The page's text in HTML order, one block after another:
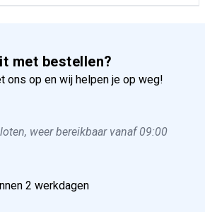
met bestellen?
ons op en wij helpen je op weg!
weer bereikbaar vanaf 09:00
2 werkdagen